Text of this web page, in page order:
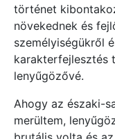
történet
növekednek és
személyiségükről
karakterfejlesztés
lenyűgözővé.
Ahogy az északi-
merültem,